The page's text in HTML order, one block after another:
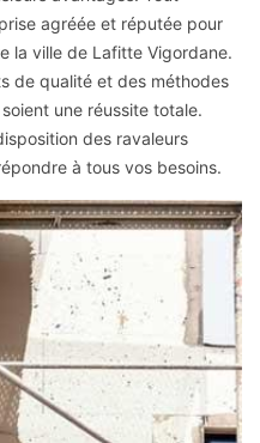
agréée et réputée pour
la ville de Lafitte Vigordane.
de qualité et des méthodes
une réussite totale.
des ravaleurs
à tous vos besoins.